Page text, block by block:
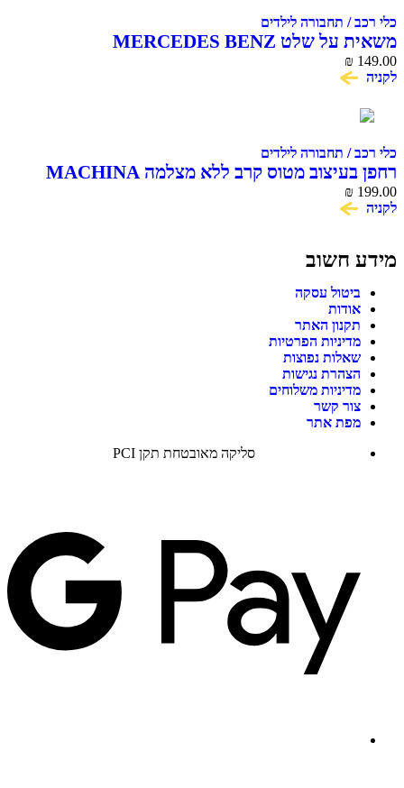
כלי רכב / תחבורה לילדים
משאית על שלט MERCEDES BENZ
₪ 149.00
לקניה
כלי רכב / תחבורה לילדים
רחפן בעיצוב מטוס קרב ללא מצלמה MACHINA
SKY SCENNER DRONE
₪ 199.00
לקניה
מידע חשוב
ביטול עסקה
אודות
תקנון האתר
מדיניות הפרטיות
שאלות נפוצות
הצהרת נגישות
מדיניות משלוחים
צור קשר
מפת אתר
סליקה מאובטחת תקן PCI